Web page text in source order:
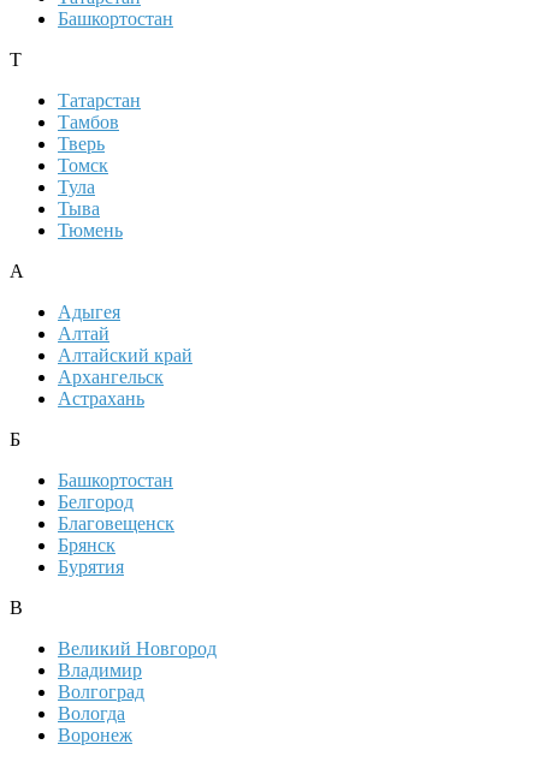
Башкортостан
Т
Татарстан
Тамбов
Тверь
Томск
Тула
Тыва
Тюмень
А
Адыгея
Алтай
Алтайский край
Архангельск
Астрахань
Б
Башкортостан
Белгород
Благовещенск
Брянск
Бурятия
В
Великий Новгород
Владимир
Волгоград
Вологда
Воронеж